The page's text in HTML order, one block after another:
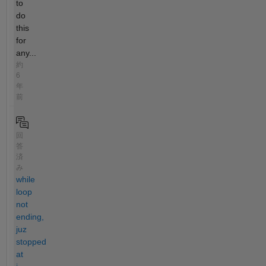
to
do
this
for
any...
約
6
年
前
回
答
済
み
while
loop
not
ending,
juz
stopped
at